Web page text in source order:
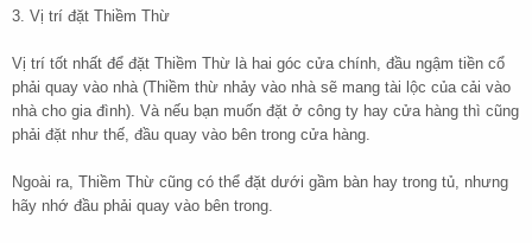
3. Vị trí đặt Thiềm Thừ
Vị trí tốt nhất để đặt Thiềm Thừ là hai góc cửa chính, đầu ngậm tiền cổ
phải quay vào nhà (Thiềm thừ nhảy vào nhà sẽ mang tài lộc của cải vào
nhà cho gia đình). Và nếu bạn muốn đặt ở công ty hay cửa hàng thì cũng
phải đặt như thế, đầu quay vào bên trong cửa hàng.
Ngoài ra, Thiềm Thừ cũng có thể đặt dưới gầm bàn hay trong tủ, nhưng
hãy nhớ đầu phải quay vào bên trong.